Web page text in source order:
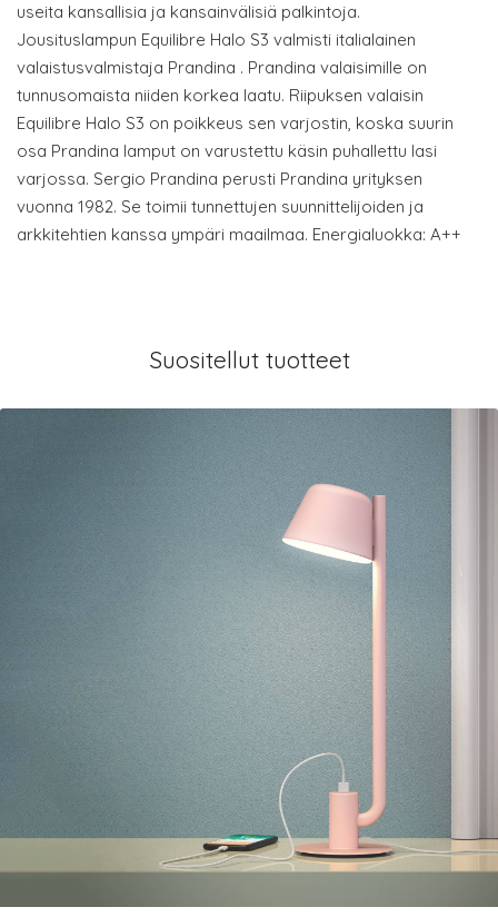
useita kansallisia ja kansainvälisiä palkintoja.
Jousituslampun Equilibre Halo S3 valmisti italialainen
valaistusvalmistaja Prandina . Prandina valaisimille on
tunnusomaista niiden korkea laatu. Riipuksen valaisin
Equilibre Halo S3 on poikkeus sen varjostin, koska suurin
osa Prandina lamput on varustettu käsin puhallettu lasi
varjossa. Sergio Prandina perusti Prandina yrityksen
vuonna 1982. Se toimii tunnettujen suunnittelijoiden ja
arkkitehtien kanssa ympäri maailmaa. Energialuokka: A++
Suositellut tuotteet